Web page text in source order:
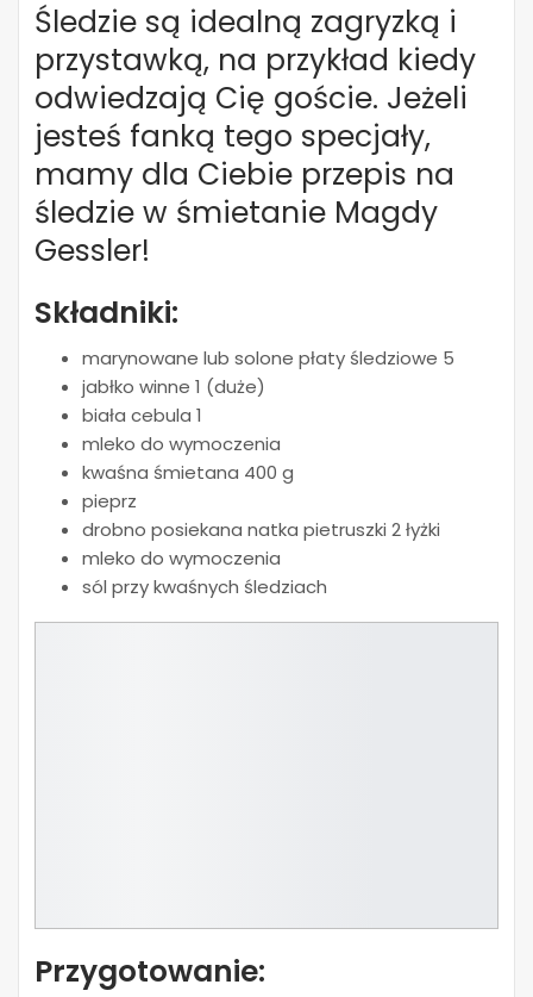
Śledzie są idealną zagryzką i
przystawką, na przykład kiedy
odwiedzają Cię goście. Jeżeli
jesteś fanką tego specjały,
mamy dla Ciebie przepis na
śledzie w śmietanie Magdy
Gessler!
Składniki:
marynowane lub solone płaty śledziowe 5
jabłko winne 1 (duże)
biała cebula 1
mleko do wymoczenia
kwaśna śmietana 400 g
pieprz
drobno posiekana natka pietruszki 2 łyżki
mleko do wymoczenia
sól przy kwaśnych śledziach
Przygotowanie: